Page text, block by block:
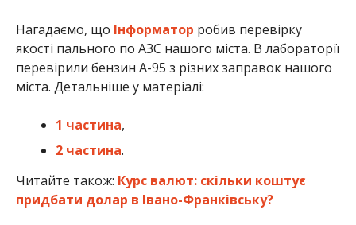
Нагадаємо, що Інформатор робив перевірку
якості пального по АЗС нашого міста. В лабораторії
перевірили бензин А-95 з різних заправок нашого
міста. Детальніше у матеріалі:
1 частина,
2 частина.
Читайте також: Курс валют: скільки коштує
придбати долар в Івано-Франківську?